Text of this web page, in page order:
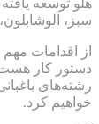
سبز،
از اقدامات
دستور کار هست
رشته‌های
خواهیم کرد.